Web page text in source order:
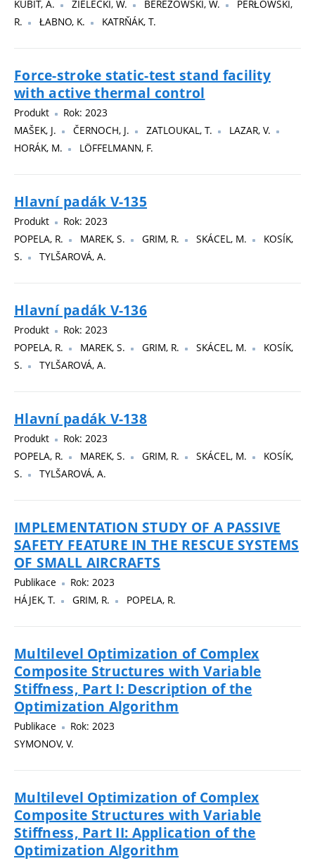
KUBIT, A. ZIELECKI, W. BEREZOWSKI, W.
PERŁOWSKI,
R.
ŁABNO, K. KATRŇÁK, T.
Force-stroke static-test stand facility
with active thermal control
Produkt
Rok: 2023
MAŠEK, J.
ČERNOCH, J. ZATLOUKAL, T.
LAZAR, V.
HORÁK, M.
LÖFFELMANN, F.
Hlavní padák V-135
Produkt
Rok: 2023
POPELA, R.
MAREK, S. GRIM, R. SKÁCEL, M.
KOSÍK,
S.
TYLŠAROVÁ, A.
Hlavní padák V-136
Produkt
Rok: 2023
POPELA, R.
MAREK, S. GRIM, R. SKÁCEL, M.
KOSÍK,
S.
TYLŠAROVÁ, A.
Hlavní padák V-138
Produkt
Rok: 2023
POPELA, R.
MAREK, S. GRIM, R. SKÁCEL, M.
KOSÍK,
S.
TYLŠAROVÁ, A.
IMPLEMENTATION STUDY OF A PASSIVE
SAFETY FEATURE IN THE RESCUE SYSTEMS
OF SMALL AIRCRAFTS
Publikace
Rok: 2023
HÁJEK, T.
GRIM, R. POPELA, R.
Multilevel Optimization of Complex
Composite Structures with Variable
Stiffness, Part I: Description of the
Optimization Algorithm
Publikace
Rok: 2023
SYMONOV, V.
Multilevel Optimization of Complex
Composite Structures with Variable
Stiffness, Part II: Application of the
Optimization Algorithm